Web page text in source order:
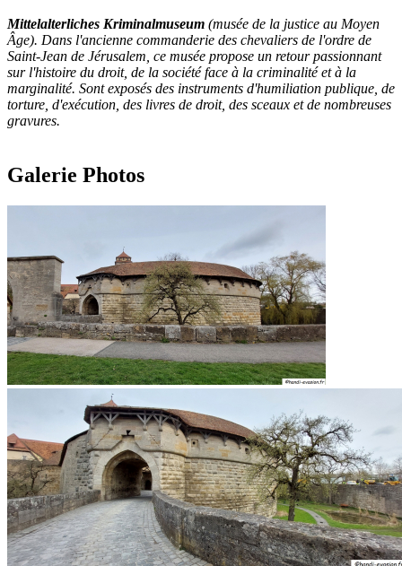
Mittelalterliches Kriminalmuseum (musée de la justice au Moyen
Âge). Dans l'ancienne commanderie des chevaliers de l'ordre de
Saint-Jean de Jérusalem, ce musée propose un retour passionnant
sur l'histoire du droit, de la société face à la criminalité et à la
marginalité. Sont exposés des instruments d'humiliation publique, de
torture, d'exécution, des livres de droit, des sceaux et de nombreuses
gravures.
Galerie Photos